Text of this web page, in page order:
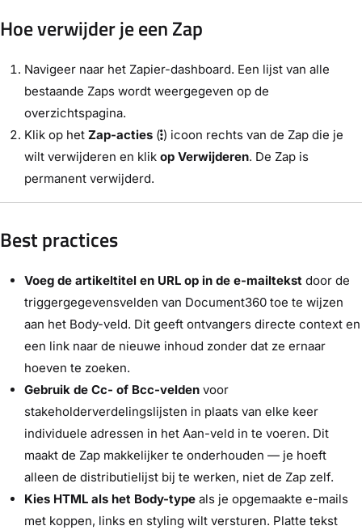
Hoe verwijder je een Zap
Navigeer naar het Zapier-dashboard. Een lijst van alle
bestaande Zaps wordt weergegeven op de
overzichtspagina.
Klik op het Zap-acties ( ) icoon rechts van de Zap die je
wilt verwijderen en klik op Verwijderen. De Zap is
permanent verwijderd.
Best practices
Voeg de artikeltitel en URL op in de e-mailtekst door de
triggergegevensvelden van Document360 toe te wijzen
aan het Body-veld. Dit geeft ontvangers directe context en
een link naar de nieuwe inhoud zonder dat ze ernaar
hoeven te zoeken.
Gebruik de Cc- of Bcc-velden voor
stakeholderverdelingslijsten in plaats van elke keer
individuele adressen in het Aan-veld in te voeren. Dit
maakt de Zap makkelijker te onderhouden — je hoeft
alleen de distributielijst bij te werken, niet de Zap zelf.
Kies HTML als het Body-type als je opgemaakte e-mails
met koppen, links en styling wilt versturen. Platte tekst